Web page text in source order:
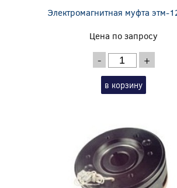
Электромагнитная муфта этм-
Цена по запросу
- +
в корзину